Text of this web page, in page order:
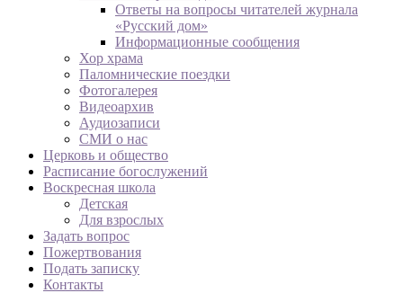
Ответы на вопросы читателей журнала
«Русский дом»
Информационные сообщения
Хор храма
Паломнические поездки
Фотогалерея
Видеоархив
Аудиозаписи
СМИ о нас
Церковь и общество
Расписание богослужений
Воскресная школа
Детская
Для взрослых
Задать вопрос
Пожертвования
Подать записку
Контакты